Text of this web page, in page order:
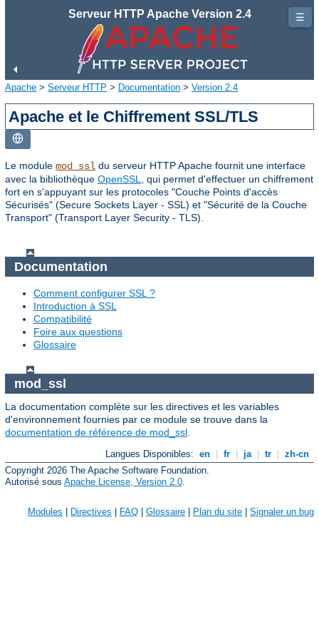
Serveur HTTP Apache Version 2.4
Apache > Serveur HTTP > Documentation > Version 2.4
Apache et le Chiffrement SSL/TLS
Le module mod_ssl du serveur HTTP Apache fournit une interface
avec la bibliothèque OpenSSL
, qui permet d'effectuer un chiffrement
fort en s'appuyant sur les protocoles "Couche Points d'accès
Sécurisés" (Secure Sockets Layer - SSL) et "Sécurité de la Couche
Transport" (Transport Layer Security - TLS).
Documentation
Comment configurer SSL ?
Introduction à SSL
Compatibilité
Foire aux questions
Glossaire
mod_ssl
La documentation complète sur les directives et les variables
d'environnement fournies par ce module se trouve dans la
documentation de référence de mod_ssl.
Langues Disponibles: en fr ja tr
zh-cn
Copyright 2026 The Apache Software Foundation.
Autorisé sous Apache License, Version 2.0
Modules | Directives | FAQ | Glossaire | Plan du site | Signaler un bug
☰